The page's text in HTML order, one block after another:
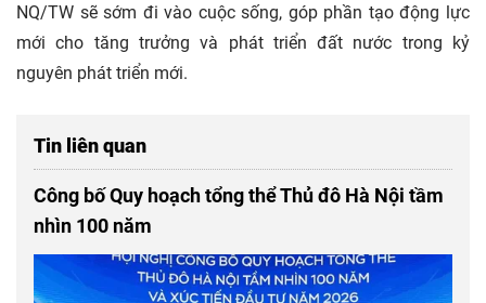
NQ/TW sẽ sớm đi vào cuộc sống, góp phần tạo động lực
mới cho tăng trưởng và phát triển đất nước trong kỷ
nguyên phát triển mới.
Tin liên quan
Công bố Quy hoạch tổng thể Thủ đô Hà Nội tầm
nhìn 100 năm